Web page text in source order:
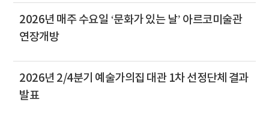
2026년 매주 수요일 ‘문화가 있는 날’ 아르코미술관
연장개방
2026년 2/4분기 예술가의집 대관 1차 선정단체 결과
발표